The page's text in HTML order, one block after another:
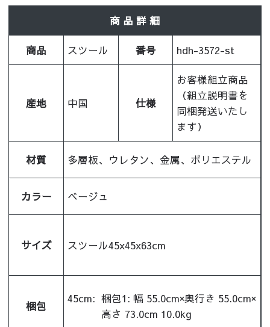
商 品 詳 細
商品 スツール 番号 hdh-3572-st
産地 中国 仕様
お客様組立商品
（組立説明書を
同梱発送いたし
ます）
材質 多層板、ウレタン、金属、ポリエステル
カラー ベージュ
サイズ スツール45x45x63cm
梱包
45cm: 梱包1: 幅 55.0cm×奥行き 55.0cm×
高さ 73.0cm 10.0kg